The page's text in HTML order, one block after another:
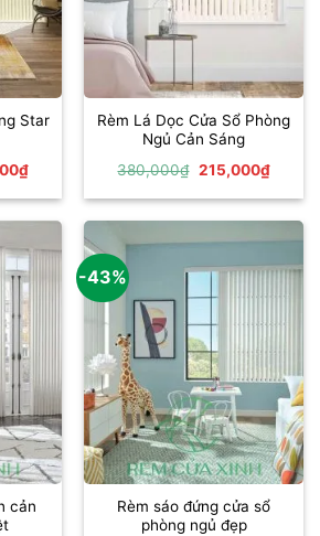
Star
₫Giá
hiện
tại
215,000₫.
Rèm Lá Dọc Cửa Sổ Phòng
Ngủ Cản Sáng
380,000₫ Giá
là:
215,000₫Giá
hiện
tại
cản
-43%
Rèm sáo đứng cửa sổ
phòng ngủ đẹp